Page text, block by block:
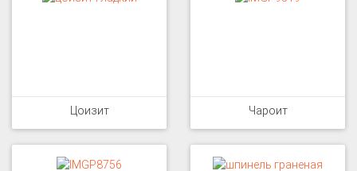
Цоизит Чароит